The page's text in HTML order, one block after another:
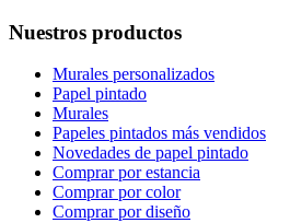
Nuestros productos
Murales personalizados
Papel pintado
Murales
Papeles pintados más vendidos
Novedades de papel pintado
Comprar por estancia
Comprar por color
Comprar por diseño